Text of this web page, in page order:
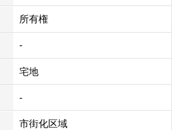
所有権
-
宅地
-
市街化区域